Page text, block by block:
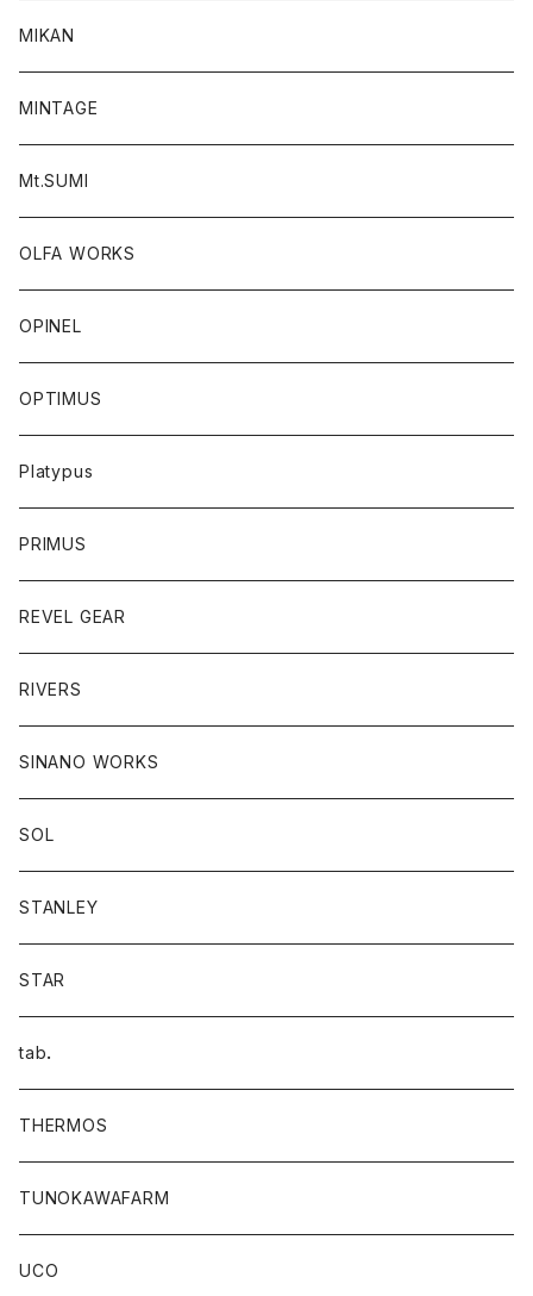
MIKAN
MINTAGE
Mt.SUMI
OLFA WORKS
OPINEL
OPTIMUS
Platypus
PRIMUS
REVEL GEAR
RIVERS
SINANO WORKS
SOL
STANLEY
STAR
tab．
THERMOS
TUNOKAWAFARM
UCO